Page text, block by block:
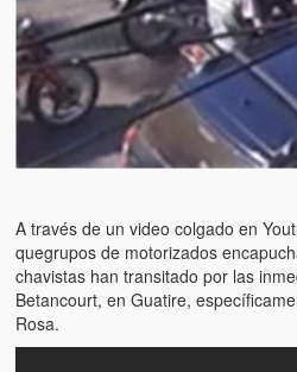
La burla del Chavez “tan
Chavez “such a children lover”)
Los niños de las calles de
Venezuela)
Luis y El Mono… en armas (Luis
Radio Emisoras y canales de
de Chávez hasta el 2009
Victimas del 11 de abril de 2002
A través de un video colgado en
quegrupos de motorizados
chavistas han transitado por las
Betancourt, en Guatire,
Rosa.